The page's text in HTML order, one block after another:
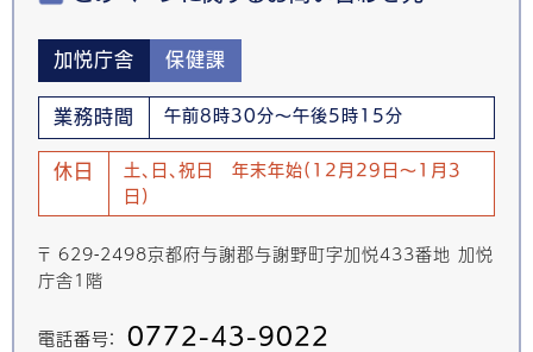
加悦庁舎 保健課
業務時間 午前8時30分～午後5時15分
休日
土、日、祝日 年末年始(12月29日～1月3
日)
〒 629-2498京都府与謝郡与謝野町字加悦433番地 加悦
庁舎1階
電話番号： 0772-43-9022